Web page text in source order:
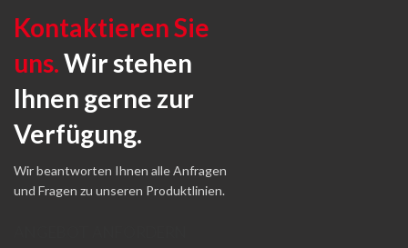
Kontaktieren Sie
uns.Wir stehen
Ihnen gerne zur
Verfügung.
Wir beantworten Ihnen alle Anfragen
und Fragen zu unseren Produktlinien.